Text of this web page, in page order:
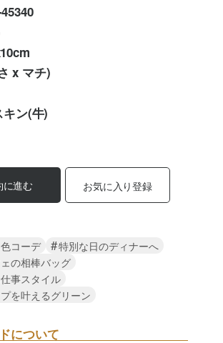
x マチ)
キン(牛)
に進む お気に入り登録
コーデ #特別な日のディナーへ
の相棒バッグ
事スタイル
を叶えるグリーン
について